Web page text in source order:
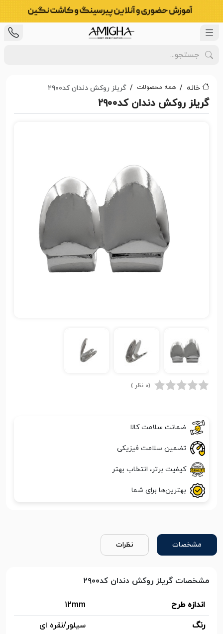
خانه همه محصولات گریلز روکش دندان کد۲۹۰۰
گریلز روکش دندان کد۲۹۰۰
(0 نظر )
ضمانت سلامت کالا
تضمین سلامت فیزیکی
کیفیت برتر، انتخاب بهتر
بهترین‌ها برای شما
مشخصات نظرات
مشخصات گریلز روکش دندان کد۲۹۰۰
اندازه طرح
12mm
رنگ
سیلور/نقره ای